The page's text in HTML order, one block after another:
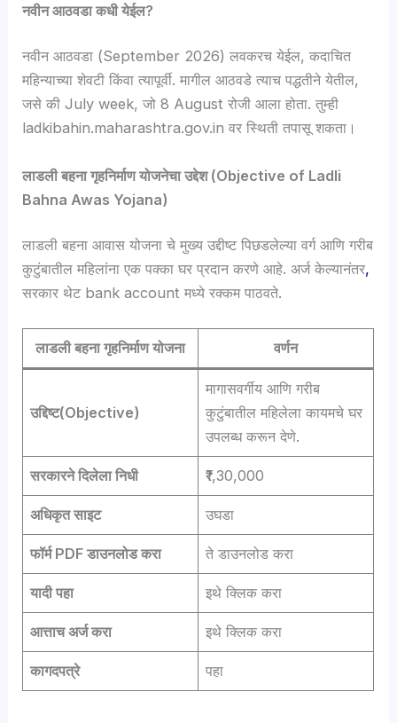
नवीन आठवडा कधी येईल?
नवीन आठवडा (September 2026) लवकरच येईल, कदाचित
महिन्याच्या शेवटी किंवा त्यापूर्वी. मागील आठवडे त्याच पद्धतीने येतील,
जसे की July week, जो 8 August रोजी आला होता. तुम्ही
ladkibahin.maharashtra.gov.in वर स्थिती तपासू शकता।
लाडली बहना गृहनिर्माण योजनेचा उद्देश (Objective of Ladli
Bahna Awas Yojana)
लाडली बहना आवास योजना चे मुख्य उद्दीष्ट पिछडलेल्या वर्ग आणि गरीब
कुटुंबातील महिलांना एक पक्का घर प्रदान करणे आहे. अर्ज केल्यानंतर,
सरकार थेट bank account मध्ये रक्कम पाठवते.
लाडली बहना गृहनिर्माण योजना वर्णन
उद्दिष्ट(Objective)
मागासवर्गीय आणि गरीब
कुटुंबातील महिलेला कायमचे घर
उपलब्ध करून देणे.
सरकारने दिलेला निधी ₹1,30,000
अधिकृत साइट उघडा
फॉर्म PDF डाउनलोड करा ते डाउनलोड करा
यादी पहा इथे क्लिक करा
आत्ताच अर्ज करा इथे क्लिक करा
कागदपत्रे पहा